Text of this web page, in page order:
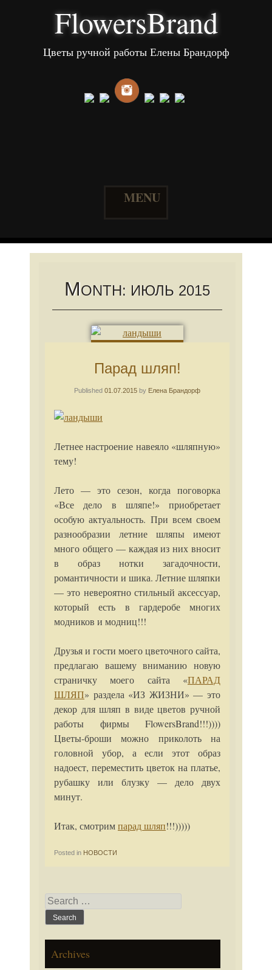
FlowersBrand
Цветы ручной работы Елены Брандорф
MENU
to
MONTH: ИЮЛЬ 2015
Парад шляп!
Published 01.07.2015 by Елена Брандорф
Летнее настроение навеяло «шляпную»
тему!
Лето — это сезон, когда поговорка
«Все дело в шляпе!» приобретает
особую актуальность. При всем своем
разнообразии летние шляпы имеют
много общего — каждая из них вносит
в образ нотки загадочности,
романтичности и шика. Летние шляпки
— это невероятно стильный аксессуар,
который есть в гардеробе многих
модников и модниц!!!
Друзья и гости моего цветочного сайта,
предлагаю вашему вниманию новую
страничку моего сайта «ПАРАД
ШЛЯП» раздела «ИЗ ЖИЗНИ» — это
декор для шляп в виде цветов ручной
работы фирмы FlowersBrand!!!))))
Цветы-броши можно приколоть на
головной убор, а если этот образ
надоест, переместить цветок на платье,
рубашку или блузку — дело двух
минут.
Итак, смотримпарад шляп!!!)))))
Posted in НОВОСТИ
Search
for:
Archives